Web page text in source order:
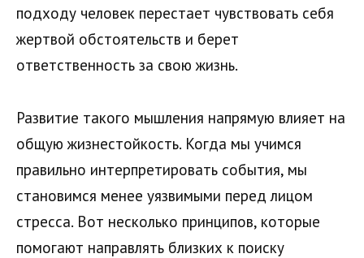
подходу человек перестает чувствовать себя
жертвой обстоятельств и берет
ответственность за свою жизнь.
Развитие такого мышления напрямую влияет на
общую жизнестойкость. Когда мы учимся
правильно интерпретировать события, мы
становимся менее уязвимыми перед лицом
стресса. Вот несколько принципов, которые
помогают направлять близких к поиску